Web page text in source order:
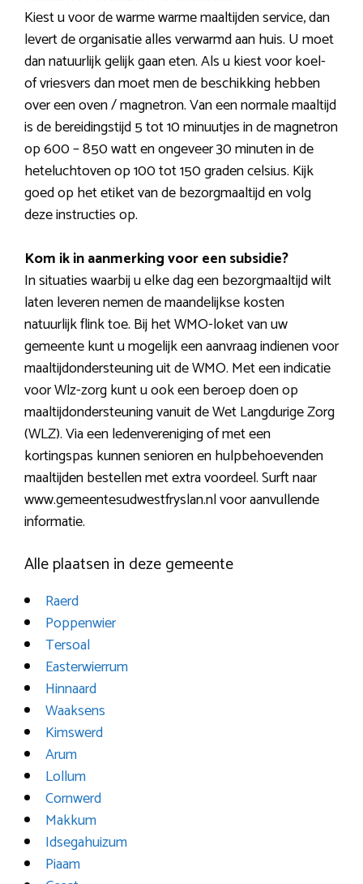
Kiest u voor de warme warme maaltijden service, dan
levert de organisatie alles verwarmd aan huis. U moet
dan natuurlijk gelijk gaan eten. Als u kiest voor koel-
of vriesvers dan moet men de beschikking hebben
over een oven / magnetron. Van een normale maaltijd
is de bereidingstijd 5 tot 10 minuutjes in de magnetron
op 600 – 850 watt en ongeveer 30 minuten in de
heteluchtoven op 100 tot 150 graden celsius. Kijk
goed op het etiket van de bezorgmaaltijd en volg
deze instructies op.
Kom ik in aanmerking voor een subsidie?
In situaties waarbij u elke dag een bezorgmaaltijd wilt
laten leveren nemen de maandelijkse kosten
natuurlijk flink toe. Bij het WMO-loket van uw
gemeente kunt u mogelijk een aanvraag indienen voor
maaltijdondersteuning uit de WMO. Met een indicatie
voor Wlz-zorg kunt u ook een beroep doen op
maaltijdondersteuning vanuit de Wet Langdurige Zorg
(WLZ). Via een ledenvereniging of met een
kortingspas kunnen senioren en hulpbehoevenden
maaltijden bestellen met extra voordeel. Surft naar
www.gemeentesudwestfryslan.nl voor aanvullende
informatie.
Alle plaatsen in deze gemeente
Raerd
Poppenwier
Tersoal
Easterwierrum
Hinnaard
Waaksens
Kimswerd
Arum
Lollum
Cornwerd
Makkum
Idsegahuizum
Piaam